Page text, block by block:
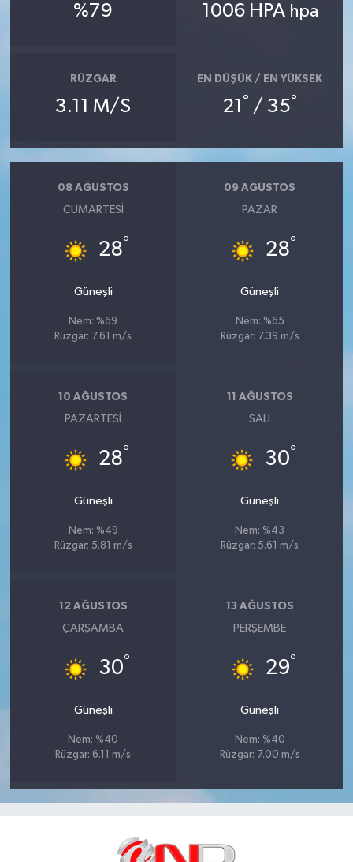
%79 1006 HPA hpa
RÜZGAR
3.11 M/S
EN DÜŞÜK / EN YÜKSEK
21 ° / 35°
08 AĞUSTOS
CUMARTESI
28°
Güneşli
Nem: %69
Rüzgar: 7.61 m/s
09 AĞUSTOS
PAZAR
28°
Güneşli
Nem: %65
Rüzgar: 7.39 m/s
10 AĞUSTOS
PAZARTESI
28°
Güneşli
Nem: %49
Rüzgar: 5.81 m/s
11 AĞUSTOS
SALI
30°
Güneşli
Nem: %43
Rüzgar: 5.61 m/s
12 AĞUSTOS
ÇARŞAMBA
30°
Güneşli
Nem: %40
Rüzgar: 6.11 m/s
13 AĞUSTOS
PERŞEMBE
29°
Güneşli
Nem: %40
Rüzgar: 7.00 m/s